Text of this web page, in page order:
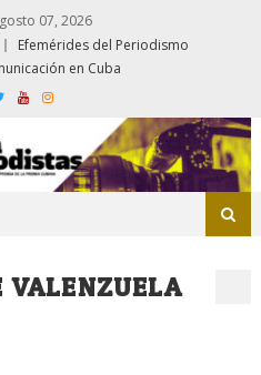
07, 2026
Efemérides del Periodismo
en Cuba
VALENZUELA